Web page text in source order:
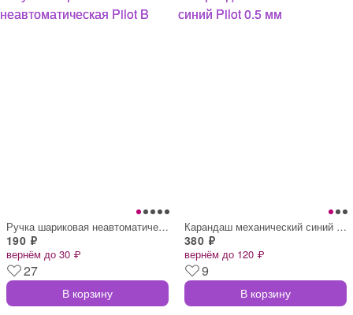
Ручка шариковая неавтоматическая Pilot B
190 ₽
вернём до 30 ₽
27
В корзину
Карандаш механический синий Pilot 0.5 мм
380 ₽
вернём до 120 ₽
9
В корзину